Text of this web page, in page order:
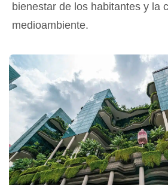
bienestar de los habitantes y la
medioambiente.